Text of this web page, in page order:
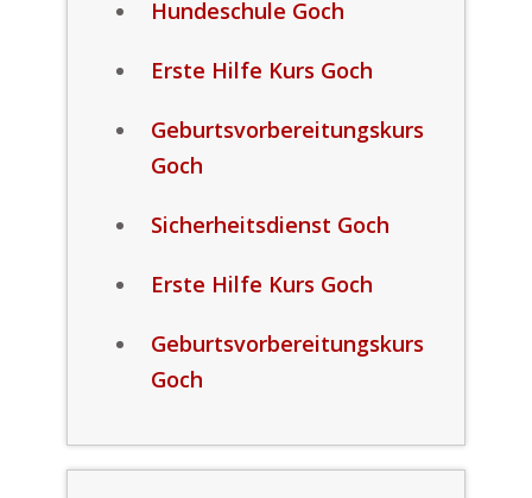
Hundeschule Goch
Erste Hilfe Kurs Goch
Geburtsvorbereitungskurs
Goch
Sicherheitsdienst Goch
Erste Hilfe Kurs Goch
Geburtsvorbereitungskurs
Goch